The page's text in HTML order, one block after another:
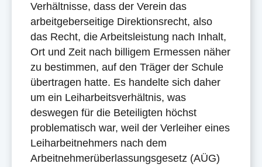
Verhältnisse, dass der Verein das
arbeitgeberseitige Direktionsrecht, also
das Recht, die Arbeitsleistung nach Inhalt,
Ort und Zeit nach billigem Ermessen näher
zu bestimmen, auf den Träger der Schule
übertragen hatte. Es handelte sich daher
um ein Leiharbeitsverhältnis, was
deswegen für die Beteiligten höchst
problematisch war, weil der Verleiher eines
Leiharbeitnehmers nach dem
Arbeitnehmerüberlassungsgesetz (AÜG)